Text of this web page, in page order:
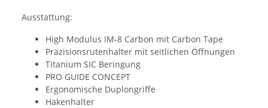
Ausstattung:
High Modulus IM-8 Carbon mit Carbon Tape
Präzisionsrutenhalter mit seitlichen Öffnungen
Titanium SIC Beringung
PRO GUIDE CONCEPT
Ergonomische Duplongriffe
Hakenhalter